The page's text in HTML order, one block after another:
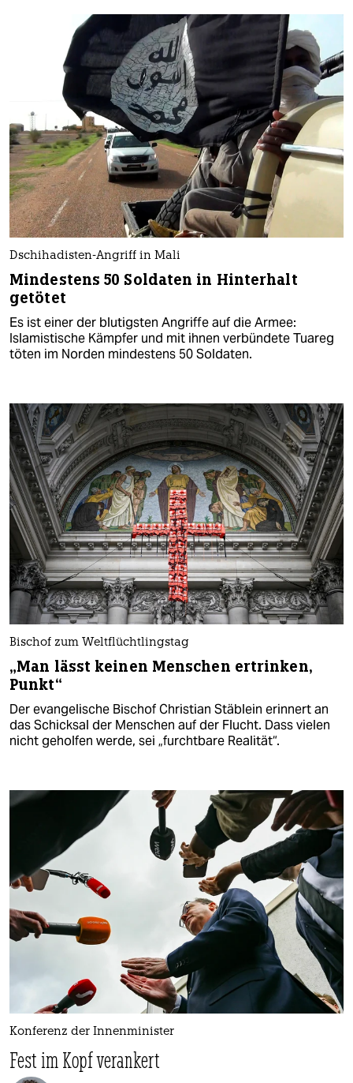
Dschihadisten-Angriff in Mali
Mindestens 50 Soldaten in Hinterhalt
getötet
Es ist einer der blutigsten Angriffe auf die Armee:
Islamistische Kämpfer und mit ihnen verbündete Tuareg
töten im Norden mindestens 50 Soldaten.
Bischof zum Weltflüchtlingstag
„Man lässt keinen Menschen ertrinken,
Punkt“
Der evangelische Bischof Christian Stäblein erinnert an
das Schicksal der Menschen auf der Flucht. Dass vielen
nicht geholfen werde, sei „furchtbare Realität“.
Konferenz der Innenminister
Fest im Kopf verankert